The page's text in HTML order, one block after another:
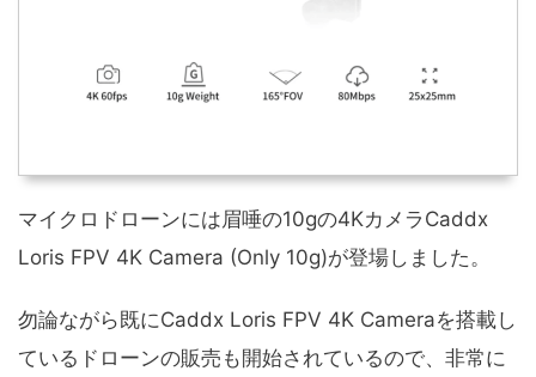
マイクロドローンには眉唾の10gの4KカメラCaddx
Loris FPV 4K Camera (Only 10g)が登場しました。
勿論ながら既にCaddx Loris FPV 4K Cameraを搭載し
ているドローンの販売も開始されているので、非常に